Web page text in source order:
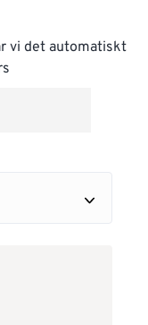
vi det automatiskt